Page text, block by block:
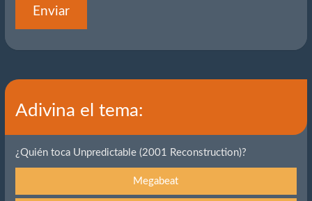
Enviar
Adivina el tema:
¿Quién toca Unpredictable (2001 Reconstruction)?
Megabeat